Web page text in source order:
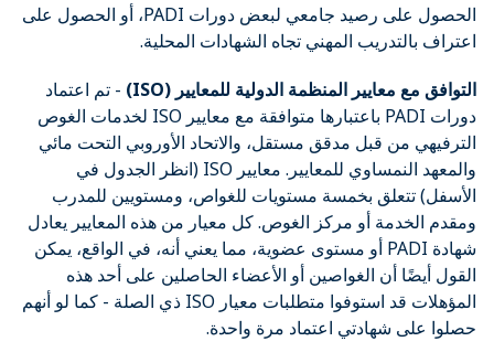
الحصول على رصيد جامعي لبعض دورات PADI، أو الحصول على
اعتراف بالتدريب المهني تجاه الشهادات المحلية.
التوافق مع معايير المنظمة الدولية للمعايير (ISO)
- تم اعتماد
دورات PADI باعتبارها متوافقة مع معايير ISO لخدمات الغوص
الترفيهي من قبل مدقق مستقل، والاتحاد الأوروبي التحت مائي
والمعهد النمساوي للمعايير. معايير ISO (انظر الجدول في
الأسفل) تتعلق بخمسة مستويات للغواص، ومستويين للمدرب
ومقدم الخدمة أو مركز الغوص. كل معيار من هذه المعايير يعادل
شهادة PADI أو مستوى عضوية، مما يعني أنه، في الواقع، يمكن
القول أيضًا أن الغواصين أو الأعضاء الحاصلين على أحد هذه
المؤهلات قد استوفوا متطلبات معيار ISO ذي الصلة - كما لو أنهم
حصلوا على شهادتي اعتماد مرة واحدة.